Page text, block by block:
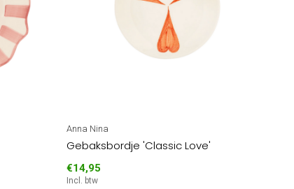
Anna Nina
Gebaksbordje 'Classic Love'
€14,95
Incl. btw